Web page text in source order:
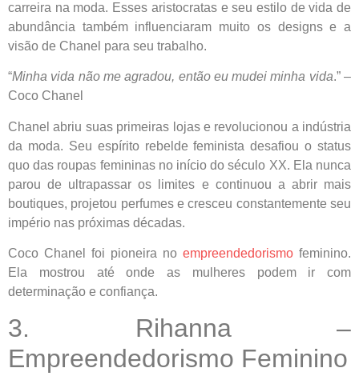
carreira na moda. Esses aristocratas e seu estilo de vida de
abundância também influenciaram muito os designs e a
visão de Chanel para seu trabalho.
“Minha vida não me agradou, então eu mudei minha vida.” –
Coco Chanel
Chanel abriu suas primeiras lojas e revolucionou a indústria
da moda. Seu espírito rebelde feminista desafiou o status
quo das roupas femininas no início do século XX. Ela nunca
parou de ultrapassar os limites e continuou a abrir mais
boutiques, projetou perfumes e cresceu constantemente seu
império nas próximas décadas.
Coco Chanel foi pioneira no empreendedorismo feminino.
Ela mostrou até onde as mulheres podem ir com
determinação e confiança.
3. Rihanna –
Empreendedorismo Feminino